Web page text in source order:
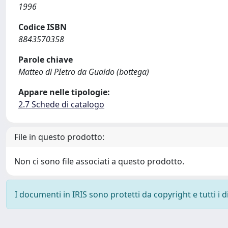
1996
Codice ISBN
8843570358
Parole chiave
Matteo di PIetro da Gualdo (bottega)
Appare nelle tipologie:
2.7 Schede di catalogo
File in questo prodotto:
Non ci sono file associati a questo prodotto.
I documenti in IRIS sono protetti da copyright e tutti i